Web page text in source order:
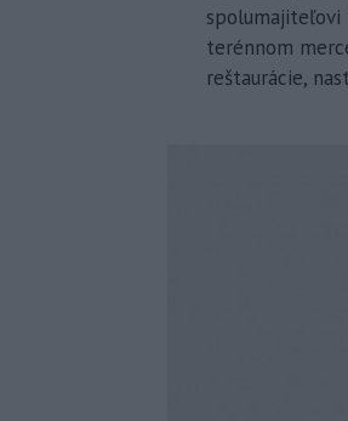
spolumajiteľovi
terénnom
reštaurácie,